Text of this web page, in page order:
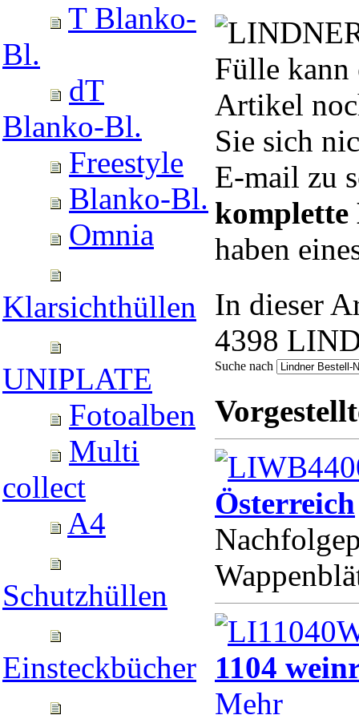
T Blanko-
Bl.
dT
Blanko-Bl.
Freestyle
Blanko-Bl.
Omnia
Klarsichthüllen
UNIPLATE
Fotoalben
Multi
collect
A4
Schutzhüllen
Einsteckbücher
Fülle kann
Artikel
Sie sich
E-mail zu
haben
In dieser
4398
Suche nach
Österreich
1104
Mehr